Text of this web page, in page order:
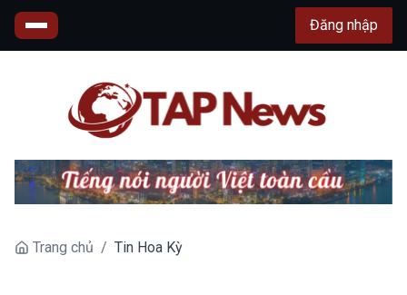
Đăng nhập
Trang chủ / Tin Hoa Kỳ